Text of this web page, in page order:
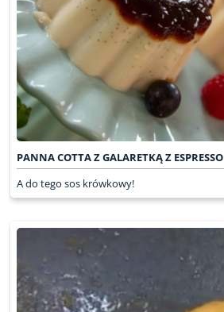
PANNA COTTA Z GALARETKĄ Z ESPRESSO
A do tego sos krówkowy!